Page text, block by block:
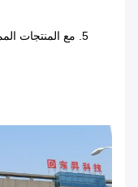
5. مع المنتجات